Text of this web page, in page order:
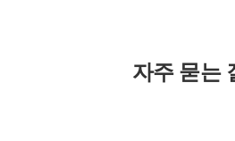
자주 묻는